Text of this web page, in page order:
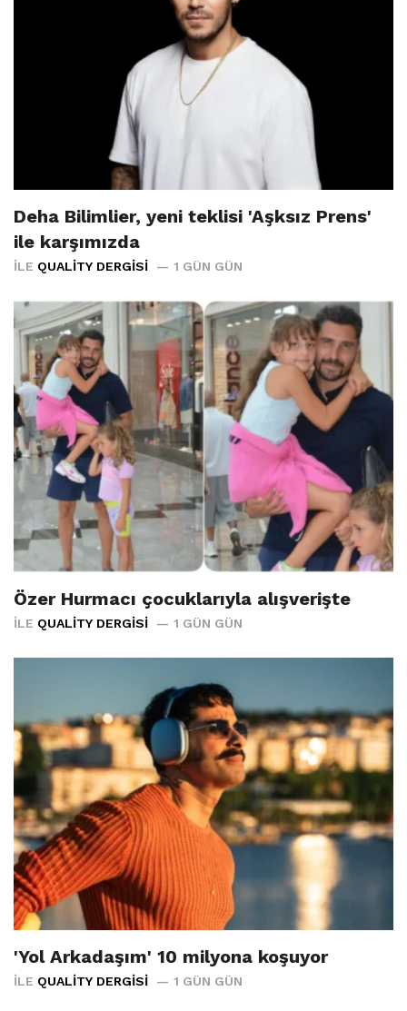
Deha Bilimlier, yeni teklisi 'Aşksız Prens'
ile karşımızda
İLE QUALITY DERGISI 1 GÜN GÜN
Özer Hurmacı çocuklarıyla alışverişte
İLE QUALITY DERGISI 1 GÜN GÜN
'Yol Arkadaşım' 10 milyona koşuyor
İLE QUALITY DERGISI 1 GÜN GÜN